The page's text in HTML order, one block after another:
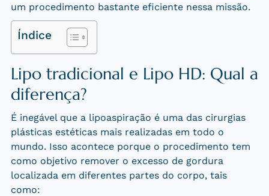
um procedimento bastante eficiente nessa missão.
Índice
Lipo tradicional e Lipo HD: Qual a
diferença?
É inegável que a lipoaspiração é uma das cirurgias
plásticas estéticas mais realizadas em todo o
mundo. Isso acontece porque o procedimento tem
como objetivo remover o excesso de gordura
localizada em diferentes partes do corpo, tais
como: